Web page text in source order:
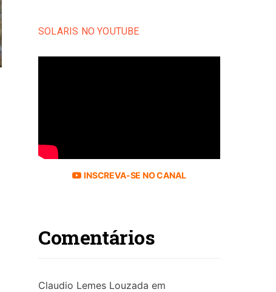
SOLARIS NO YOUTUBE
INSCREVA-SE NO CANAL
Comentários
Claudio Lemes Louzada em